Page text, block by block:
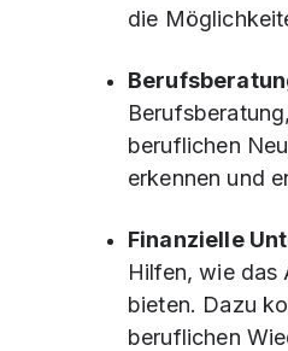
die
beruflichen
erkennen und
Finanzielle
Hilfen, wie das
bieten. Dazu
beruflichen